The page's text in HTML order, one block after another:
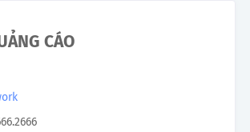
CÁO